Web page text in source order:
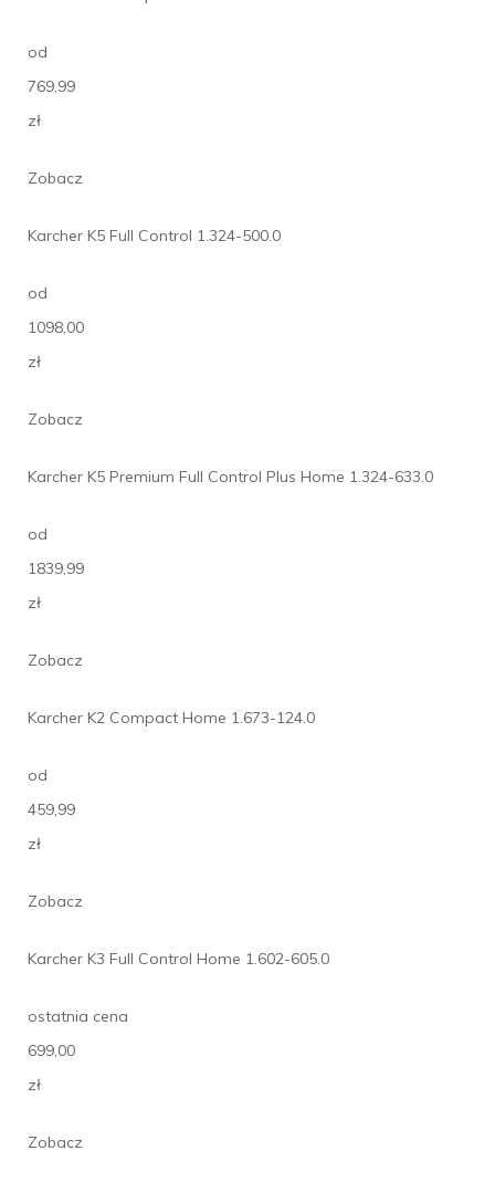
od
769,99
zł
Zobacz
Karcher K5 Full Control 1.324-500.0
od
1098,00
zł
Zobacz
Karcher K5 Premium Full Control Plus Home 1.324-633.0
od
1839,99
zł
Zobacz
Karcher K2 Compact Home 1.673-124.0
od
459,99
zł
Zobacz
Karcher K3 Full Control Home 1.602-605.0
ostatnia cena
699,00
zł
Zobacz